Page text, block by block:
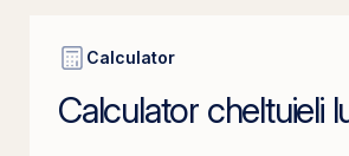
Calculator
Calculator cheltuieli